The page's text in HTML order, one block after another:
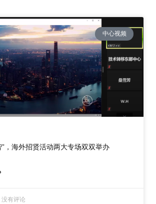
中心视频
”，海外招贤活动两大专场双双举办
没有评论